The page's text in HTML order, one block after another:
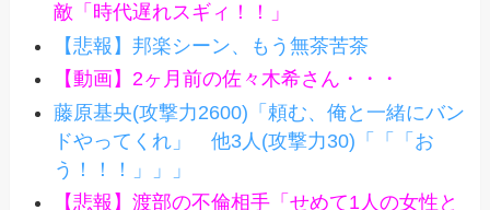
敵「時代遅れスギィ！！」
【悲報】邦楽シーン、もう無茶苦茶
【動画】2ヶ月前の佐々木希さん・・・
藤原基央(攻撃力2600)「頼む、俺と一緒にバン
ドやってくれ」 他3人(攻撃力30)「「「お
う！！！」」」
【悲報】渡部の不倫相手「せめて1人の女性と